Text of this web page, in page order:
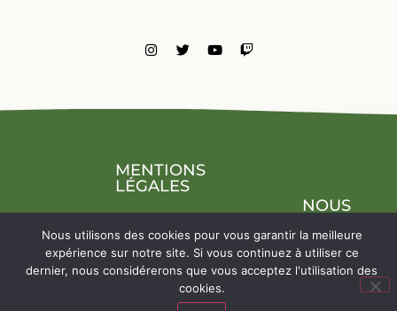
MENTIONS
LÉGALES
NOUS
Nous utilisons des cookies pour vous garantir la meilleure
expérience sur notre site. Si vous continuez à utiliser ce
dernier, nous considérerons que vous acceptez l'utilisation des
cookies.